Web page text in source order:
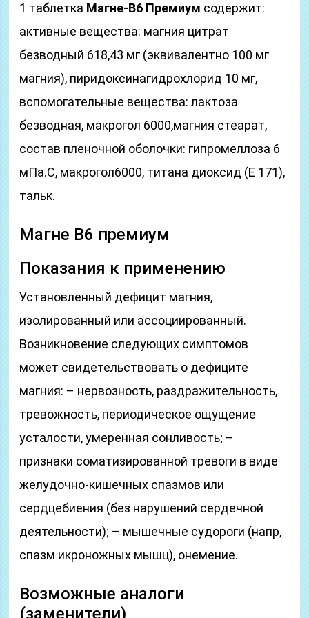
1 таблетка Магне-В6 Премиум содержит:
активные вещества: магния цитрат
безводный 618,43 мг (эквивалентно 100 мг
магния), пиридоксинагидрохлорид 10 мг,
вспомогательные вещества: лактоза
безводная, макрогол 6000,магния стеарат,
состав пленочной оболочки: гипромеллоза 6
мПа.С, макрогол6000, титана диоксид (Е 171),
тальк.
Магне B6 премиум
Показания к применению
Установленный дефицит магния,
изолированный или ассоциированный.
Возникновение следующих симптомов
может свидетельствовать о дефиците
магния: – нервозность, раздражительность,
тревожность, периодическое ощущение
усталости, умеренная сонливость; –
признаки соматизированной тревоги в виде
желудочно-кишечных спазмов или
сердцебиения (без нарушений сердечной
деятельности); – мышечные судороги (напр,
спазм икроножных мышц), онемение.
Возможные аналоги
(заменители)